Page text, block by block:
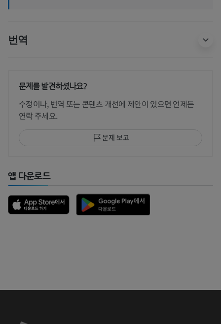
번역
문제를 발견하셨나요?
수정이나, 번역 또는 콘텐츠 개선에 제안이 있으면 언제든
연락 주세요.
문제 보고
앱 다운로드